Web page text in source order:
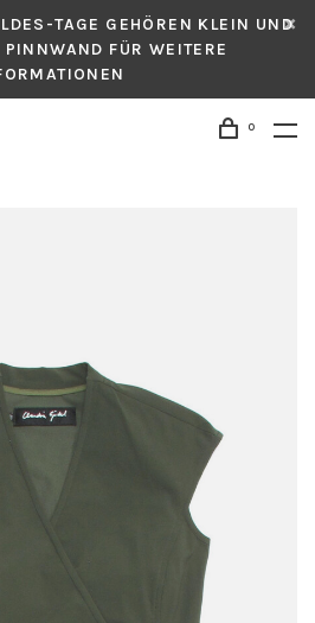
TAGE GEHÖREN KLEIN UND
FÜR WEITERE
0